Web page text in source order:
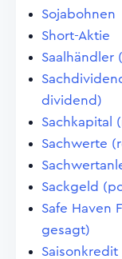
Sojabohnen
Short-Aktie
Saalhändler
dividend)
Sachkapital
Sachwerte
Sackgeld
Safe Haven
gesagt)
Saisonkredit